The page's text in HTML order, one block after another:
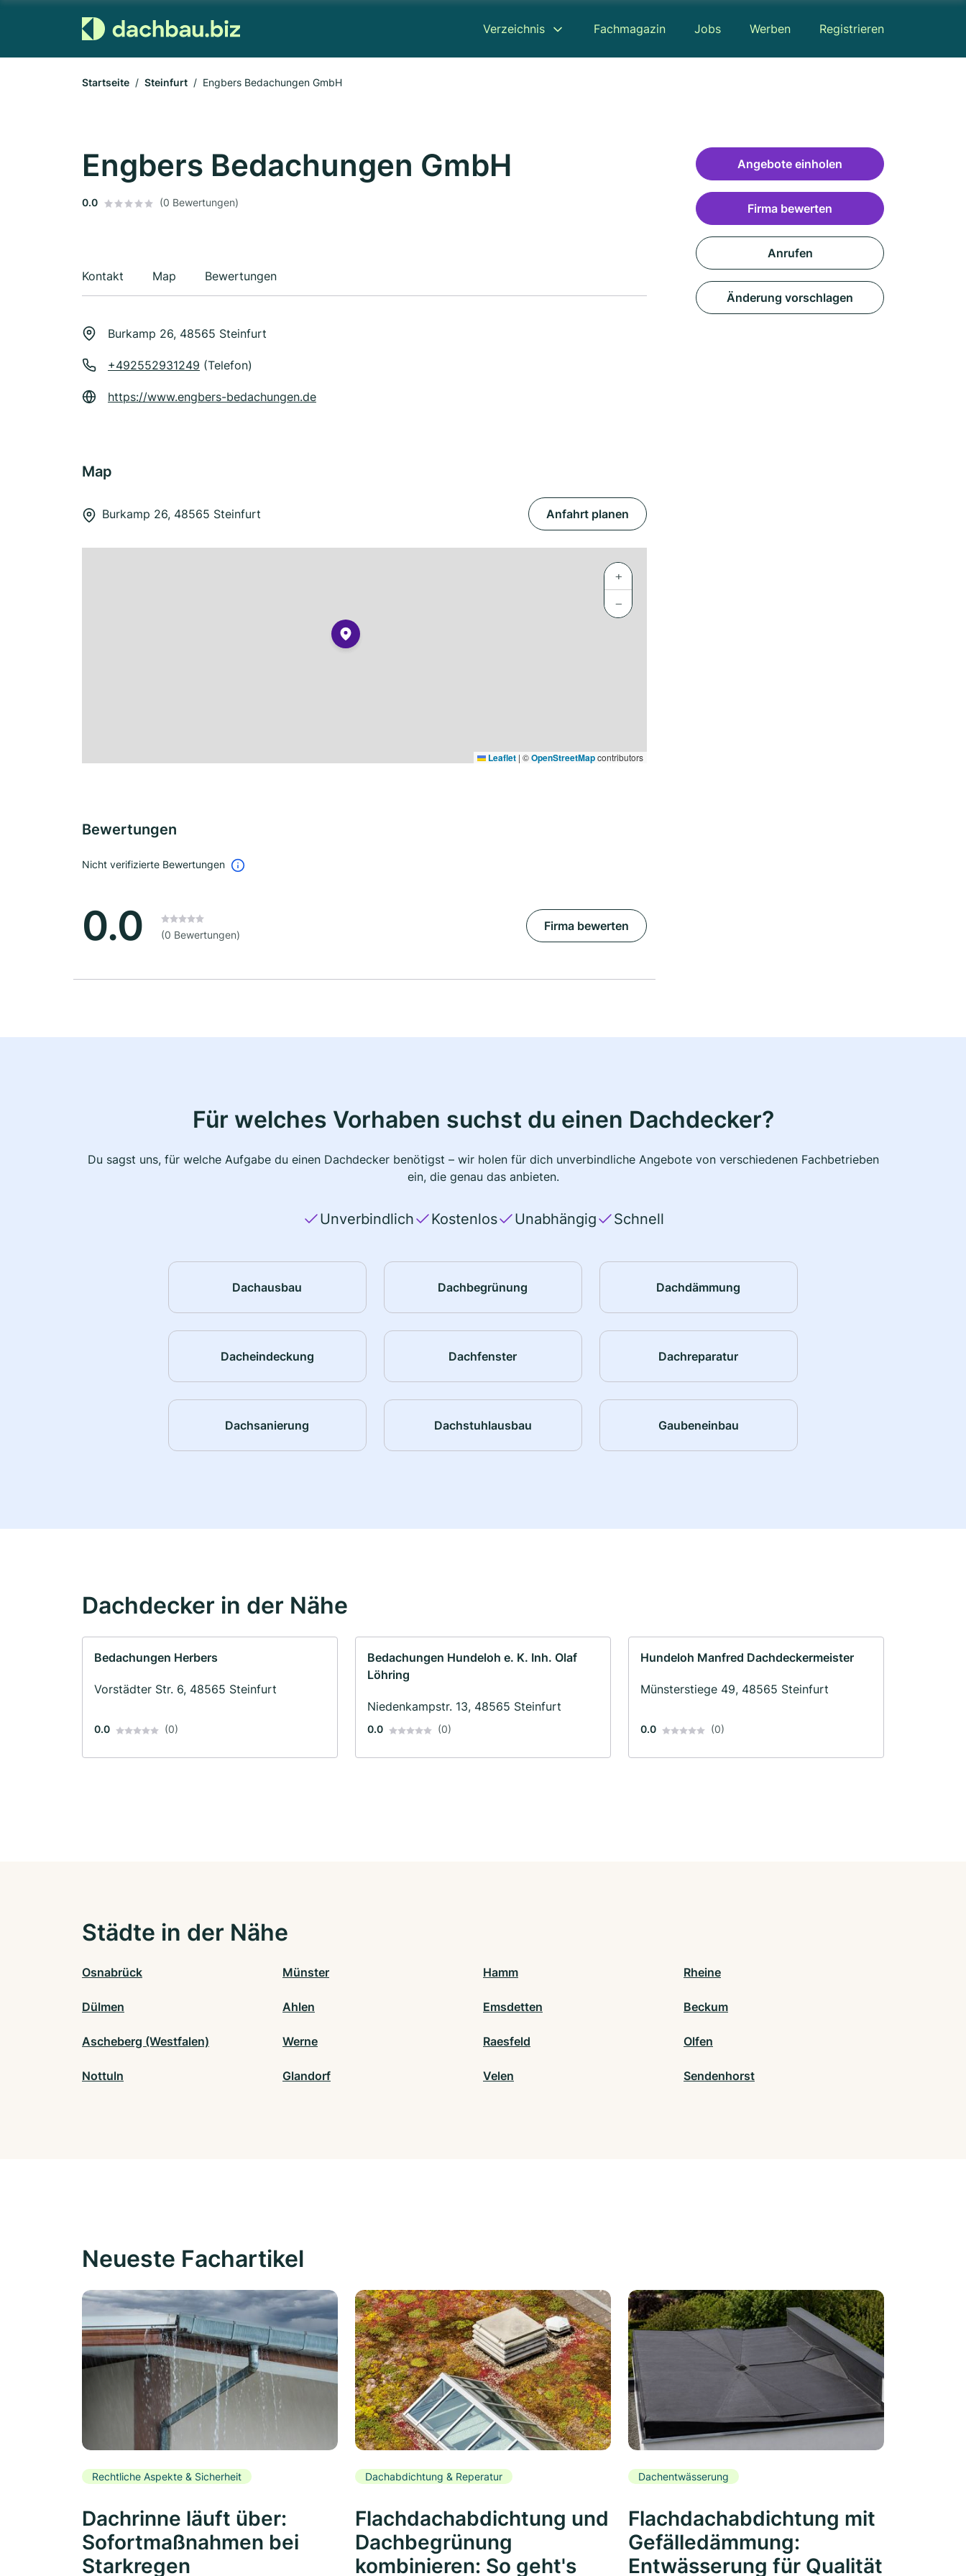
Verzeichnis Fachmagazin Jobs Werben Registrieren
Startseite Steinfurt Engbers Bedachungen GmbH
Engbers Bedachungen GmbH
0.0 (0 Bewertungen)
Kontakt Map Bewertungen
Burkamp 26, 48565 Steinfurt
+492552931249 (Telefon)
https://www.engbers-bedachungen.de
Map
Burkamp 26, 48565 Steinfurt Anfahrt planen
+
−
Leaflet | ©OpenStreetMapcontributors
Bewertungen
Nicht verifizierte Bewertungen
0.0 (0 Bewertungen)
Firma bewerten
Angebote einholen
Firma bewerten
Anrufen
Änderung vorschlagen
Für welches Vorhaben suchst du einen Dachdecker?
Du sagst uns, für welche Aufgabe du einen Dachdecker benötigst – wir holen für dich unverbindliche Angebote von verschiedenen Fachbetrieben
ein, die genau das anbieten.
Unverbindlich Kostenlos Unabhängig Schnell
Dachausbau Dachbegrünung Dachdämmung
Dacheindeckung Dachfenster Dachreparatur
Dachsanierung Dachstuhlausbau Gaubeneinbau
Dachdecker in der Nähe
Bedachungen Herbers
Vorstädter Str. 6, 48565 Steinfurt
0.0 (0)
Bedachungen Hundeloh e. K. Inh. Olaf
Löhring
Niedenkampstr. 13, 48565 Steinfurt
0.0 (0)
Hundeloh Manfred Dachdeckermeister
Münsterstiege 49, 48565 Steinfurt
0.0 (0)
Städte in der Nähe
Osnabrück Münster Hamm Rheine
Dülmen Ahlen Emsdetten Beckum
Ascheberg (Westfalen) Werne Raesfeld Olfen
Nottuln Glandorf Velen Sendenhorst
Neueste Fachartikel
Rechtliche Aspekte & Sicherheit
Dachrinne läuft über:
Sofortmaßnahmen bei
Starkregen
Dachabdichtung & Reperatur
Flachdachabdichtung und
Dachbegrünung
kombinieren: So geht's
Dachentwässerung
Flachdachabdichtung mit
Gefälledämmung:
Entwässerung für Qualität